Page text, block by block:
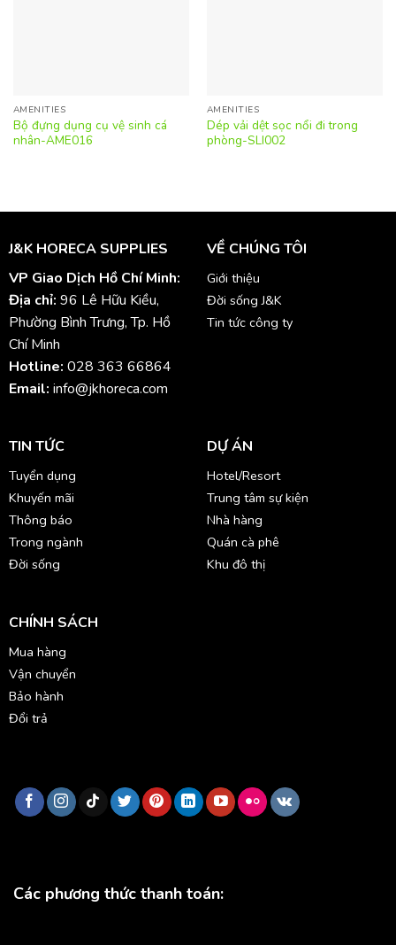
AMENITIES
Bộ đựng dụng cụ vệ sinh cá
nhân-AME016
AMENITIES
Dép vải dệt sọc nổi đi trong
phòng-SLI002
J&K HORECA SUPPLIES
VP Giao Dịch Hồ Chí Minh:
Địa chỉ: 96 Lê Hữu Kiều,
Phường Bình Trưng, Tp. Hồ
Chí Minh
Hotline: 028 363 66864
Email: info@jkhoreca.com
VỀ CHÚNG TÔI
Giới thiệu
Đời sống J&K
Tin tức công ty
TIN TỨC
Tuyển dụng
Khuyến mãi
Thông báo
Trong ngành
Đời sống
DỰ ÁN
Hotel/Resort
Trung tâm sự kiện
Nhà hàng
Quán cà phê
Khu đô thị
CHÍNH SÁCH
Mua hàng
Vận chuyển
Bảo hành
Đổi trả
Các phương thức thanh toán: